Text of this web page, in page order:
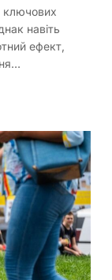
ключових
навіть
ефект,